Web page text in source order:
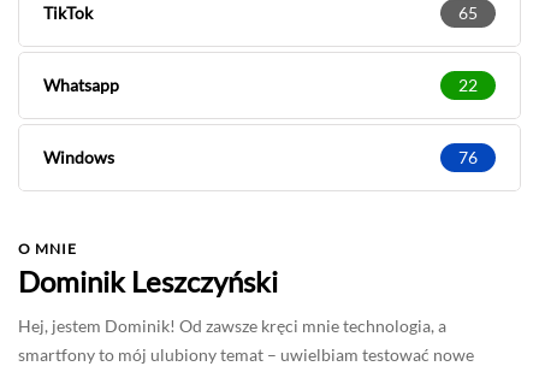
TikTok 65
Whatsapp 22
Windows 76
O MNIE
Dominik Leszczyński
Hej, jestem Dominik! Od zawsze kręci mnie technologia, a
smartfony to mój ulubiony temat – uwielbiam testować nowe